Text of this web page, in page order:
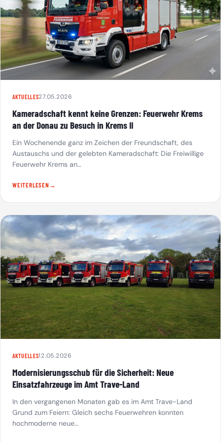
AKTUELLES27.05.2026
Kameradschaft kennt keine Grenzen: Feuerwehr Krems
an der Donau zu Besuch in Krems II
Ein Wochenende ganz im Zeichen der Freundschaft, des
Austauschs und der gelebten Kameradschaft: Die Freiwillige
Feuerwehr Krems an…
WEITERLESEN
AKTUELLES12.05.2026
Modernisierungsschub für die Sicherheit: Neue
Einsatzfahrzeuge im Amt Trave-Land
In den vergangenen Monaten gab es im Amt Trave-Land
Grund zum Feiern: Gleich sechs Feuerwehren konnten
hochmoderne neue…